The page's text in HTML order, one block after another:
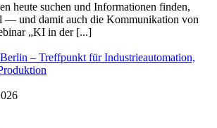
heute suchen und Informationen finden,
— und damit auch die Kommunikation von
„KI in der [...]
– Treffpunkt für Industrieautomation,